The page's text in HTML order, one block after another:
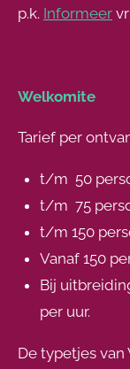
p.k. Informeer
Welkomite
Tarief per
t/m 50
t/m 75
t/m 150
Vanaf 150
Bij
per uur.
De typetjes